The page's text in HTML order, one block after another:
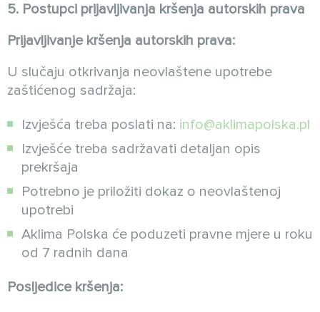
5. Postupci prijavljivanja kršenja autorskih prava
Prijavljivanje kršenja autorskih prava:
U slučaju otkrivanja neovlaštene upotrebe
zaštićenog sadržaja:
Izvješća treba poslati na: info@aklimapolska.pl
Izvješće treba sadržavati detaljan opis
prekršaja
Potrebno je priložiti dokaz o neovlaštenoj
upotrebi
Aklima Polska će poduzeti pravne mjere u roku
od 7 radnih dana
Posljedice kršenja: